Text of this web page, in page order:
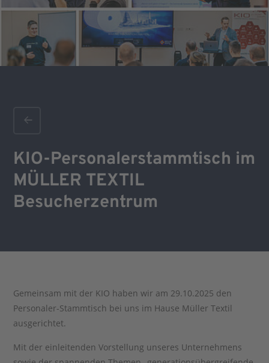
Standorte weltweit
Downloads
Karriere
Kinderbetreuung
KIO-Personalerstammtisch im
MÜLLER TEXTIL
Besucherzentrum
Gemeinsam mit der KIO haben wir am 29.10.2025 den
Personaler-Stammtisch bei uns im Hause Müller Textil
ausgerichtet.
Mit der einleitenden Vorstellung unseres Unternehmens